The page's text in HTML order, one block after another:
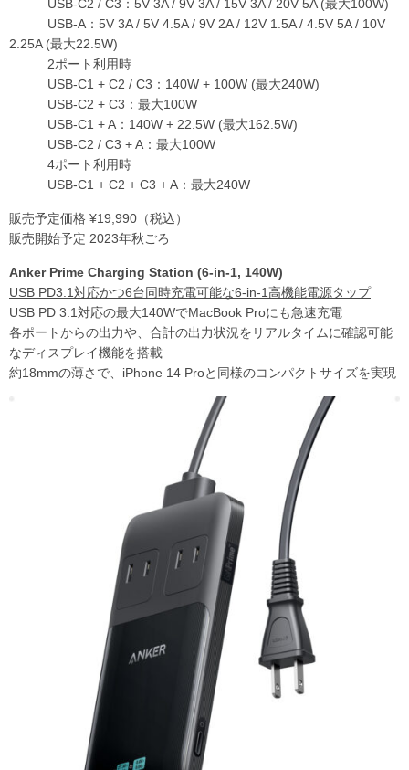
USB-C2 / C3：5V 3A / 9V 3A / 15V 3A / 20V 5A (最大100W)
USB-A：5V 3A / 5V 4.5A / 9V 2A / 12V 1.5A / 4.5V 5A / 10V
2.25A (最大22.5W)
2ポート利用時
USB-C1 + C2 / C3：140W + 100W (最大240W)
USB-C2 + C3：最大100W
USB-C1 + A：140W + 22.5W (最大162.5W)
USB-C2 / C3 + A：最大100W
4ポート利用時
USB-C1 + C2 + C3 + A：最大240W
販売予定価格 ¥19,990（税込）
販売開始予定 2023年秋ごろ
Anker Prime Charging Station (6-in-1, 140W)
USB PD3.1対応かつ6台同時充電可能な6-in-1高機能電源タップ
USB PD 3.1対応の最大140WでMacBook Proにも急速充電
各ポートからの出力や、合計の出力状況をリアルタイムに確認可能
なディスプレイ機能を搭載
約18mmの薄さで、iPhone 14 Proと同様のコンパクトサイズを実現